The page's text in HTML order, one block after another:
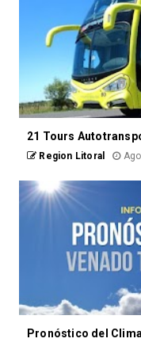
21 Tours
Region Litoral
Pronóstico del